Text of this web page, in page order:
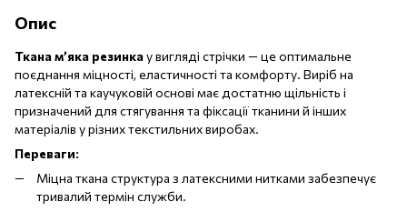
Опис
Ткана м’яка резинкау вигляді стрічки — це оптимальне
поєднання міцності, еластичності та комфорту. Виріб на
латексній та каучуковій основі має достатню щільність і
призначений для стягування та фіксації тканини й інших
матеріалів у різних текстильних виробах.
Переваги:
Міцна ткана структура з латексними нитками забезпечує
тривалий термін служби.